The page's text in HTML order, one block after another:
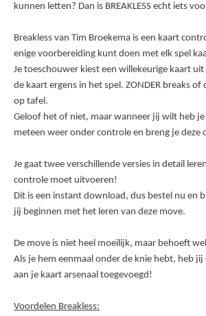
kunnen letten? Dan is BREAKLESS echt iets
Breakless van Tim Broekema is een kaart
enige voorbereiding kunt doen met elk spel
Je toeschouwer kiest een willekeurige kaart
de kaart ergens in het spel. ZONDER breaks of
op tafel.
Geloof het of niet, maar wanneer jij wilt heb je
meteen weer onder controle en breng je deze
Je gaat twee verschillende versies in detail
controle moet uitvoeren!
Dit is een instant download, dus bestel nu en
jij beginnen met het leren van deze move.
De move is niet heel moeilijk, maar behoeft
Als je hem eenmaal onder de knie hebt, heb jij
aan je kaart arsenaal toegevoegd!
Voordelen Breakless: